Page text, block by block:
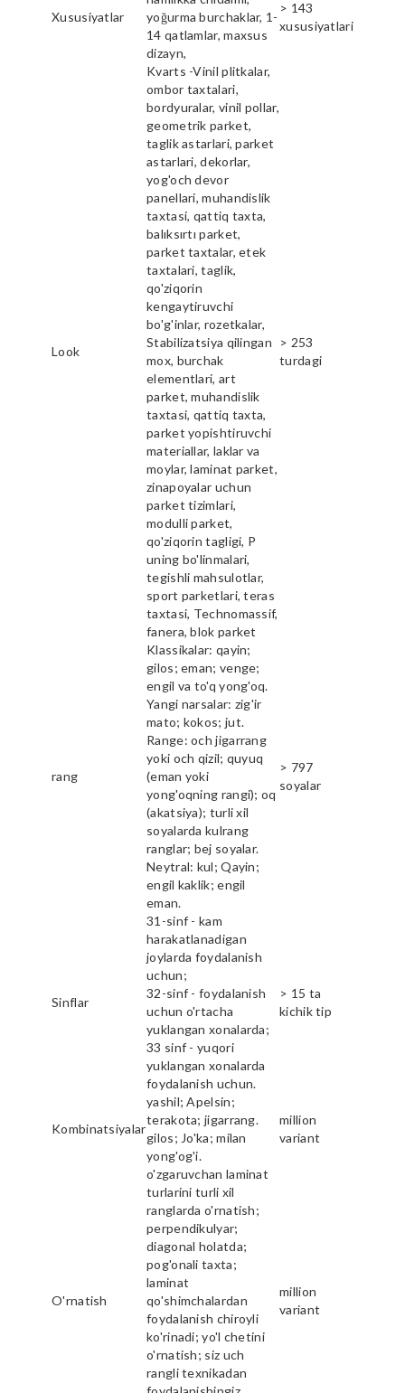
Xususiyatlar
yoğurma burchaklar, 1-
14 qatlamlar, maxsus
dizayn,
> 143
xususiyatlari
Look
Kvarts -Vinil plitkalar,
ombor taxtalari,
bordyuralar, vinil pollar,
geometrik parket,
taglik astarlari, parket
astarlari, dekorlar,
yog'och devor
panellari, muhandislik
taxtasi, qattiq taxta,
balıksırtı parket,
parket taxtalar, etek
taxtalari, taglik,
qo'ziqorin
kengaytiruvchi
bo'g'inlar, rozetkalar,
Stabilizatsiya qilingan
mox, burchak
elementlari, art
parket, muhandislik
taxtasi, qattiq taxta,
parket yopishtiruvchi
materiallar, laklar va
moylar, laminat parket,
zinapoyalar uchun
parket tizimlari,
modulli parket,
qo'ziqorin tagligi, P
uning bo'linmalari,
tegishli mahsulotlar,
sport parketlari, teras
taxtasi, Technomassif,
fanera, blok parket
> 253
turdagi
rang
Klassikalar: qayin;
gilos; eman; venge;
engil va to'q yong'oq.
Yangi narsalar: zig'ir
mato; kokos; jut.
Range: och jigarrang
yoki och qizil; quyuq
(eman yoki
yong'oqning rangi); oq
(akatsiya); turli xil
soyalarda kulrang
ranglar; bej soyalar.
Neytral: kul; Qayin;
engil kaklik; engil
eman.
> 797
soyalar
Sinflar
31-sinf - kam
harakatlanadigan
joylarda foydalanish
uchun;
32-sinf - foydalanish
uchun o'rtacha
yuklangan xonalarda;
33 sinf - yuqori
yuklangan xonalarda
foydalanish uchun.
> 15 ta
kichik tip
Kombinatsiyalar
yashil; Apelsin;
terakota; jigarrang.
gilos; Jo'ka; milan
yong'og'i.
million
variant
O'rnatish
o'zgaruvchan laminat
turlarini turli xil
ranglarda o'rnatish;
perpendikulyar;
diagonal holatda;
pog'onali taxta;
laminat
qo'shimchalardan
foydalanish chiroyli
ko'rinadi; yo'l chetini
o'rnatish; siz uch
rangli texnikadan
million
variant